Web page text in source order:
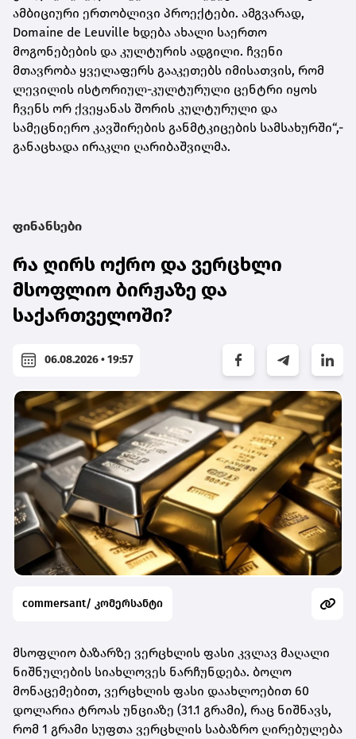
ამბიციური ერთობლივი პროექტები. ამგვარად,
Domaine de Leuville ხდება ახალი საერთო
მოგონებების და კულტურის ადგილი. ჩვენი
მთავრობა ყველაფერს გააკეთებს იმისათვის, რომ
ლევილის ისტორიულ-კულტურული ცენტრი იყოს
ჩვენს ორ ქვეყანას შორის კულტურული და
სამეცნიერო კავშირების განმტკიცების სამსახურში“,-
განაცხადა ირაკლი ღარიბაშვილმა.
ფინანსები
რა ღირს ოქრო და ვერცხლი
მსოფლიო ბირჟაზე და
საქართველოში?
06.08.2026 • 19:57
commersant/ კომერსანტი
მსოფლიო ბაზარზე ვერცხლის ფასი კვლავ მაღალი
ნიშნულების სიახლოვეს ნარჩუნდება. ბოლო
მონაცემებით, ვერცხლის ფასი დაახლოებით 60
დოლარია ტროას უნციაზე (31.1 გრამი), რაც ნიშნავს,
რომ 1 გრამი სუფთა ვერცხლის საბაზრო ღირებულება